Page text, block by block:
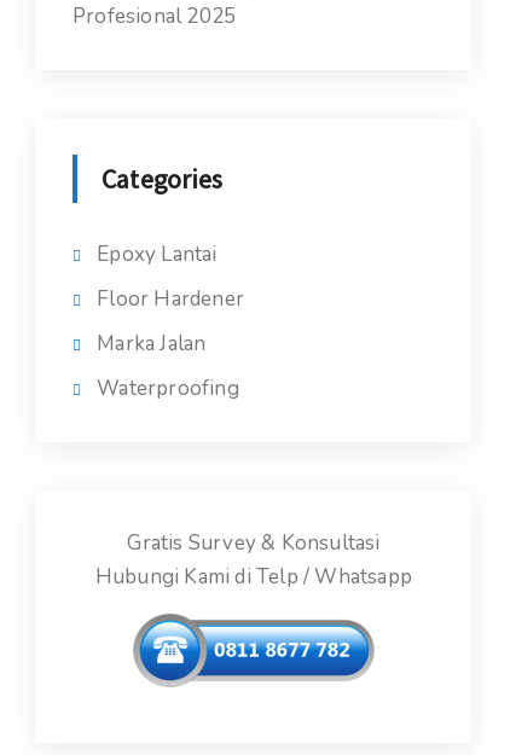
Profesional 2025
Categories
Epoxy Lantai
Floor Hardener
Marka Jalan
Waterproofing
Gratis Survey & Konsultasi
Hubungi Kami di Telp / Whatsapp